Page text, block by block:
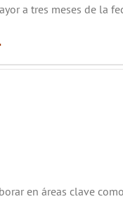
a tres meses de la
en áreas clave